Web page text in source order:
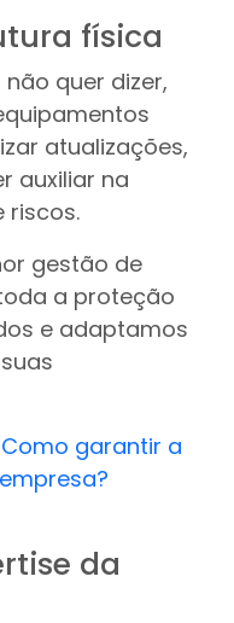
física
quer dizer,
atualizações,
auxiliar na
riscos.
gestão de
a proteção
e adaptamos
Como garantir a
da